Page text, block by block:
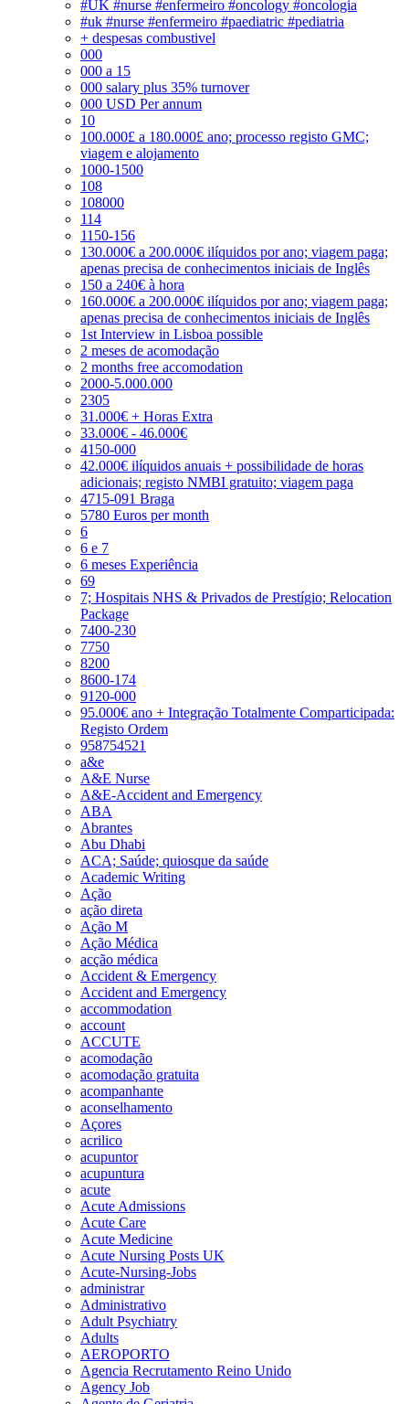
#UK #nurse #enfermeiro #oncology #oncologia
#uk #nurse #enfermeiro #paediatric #pediatria
+ despesas combustivel
000
000 a 15
000 salary plus 35% turnover
000 USD Per annum
10
100.000£ a 180.000£ ano; processo registo GMC;
viagem e alojamento
1000-1500
108
108000
114
1150-156
130.000€ a 200.000€ ilíquidos por ano; viagem paga;
apenas precisa de conhecimentos iniciais de Inglês
150 a 240€ à hora
160.000€ a 200.000€ ilíquidos por ano; viagem paga;
apenas precisa de conhecimentos iniciais de Inglês
1st Interview in Lisboa possible
2 meses de acomodação
2 months free accomodation
2000-5.000.000
2305
31.000€ + Horas Extra
33.000€ - 46.000€
4150-000
42.000€ ilíquidos anuais + possibilidade de horas
adicionais; registo NMBI gratuito; viagem paga
4715-091 Braga
5780 Euros per month
6
6 e 7
6 meses Experiência
69
7; Hospitais NHS & Privados de Prestígio; Relocation
Package
7400-230
7750
8200
8600-174
9120-000
95.000€ ano + Integração Totalmente Comparticipada:
Registo Ordem
958754521
a&e
A&E Nurse
A&E-Accident and Emergency
ABA
Abrantes
Abu Dhabi
ACA; Saúde; quiosque da saúde
Academic Writing
Ação
ação direta
Ação M
Ação Médica
acção médica
Accident & Emergency
Accident and Emergency
accommodation
account
ACCUTE
acomodação
acomodação gratuita
acompanhante
aconselhamento
Açores
acrilico
acupuntor
acupuntura
acute
Acute Admissions
Acute Care
Acute Medicine
Acute Nursing Posts UK
Acute-Nursing-Jobs
administrar
Administrativo
Adult Psychiatry
Adults
AEROPORTO
Agencia Recrutamento Reino Unido
Agency Job